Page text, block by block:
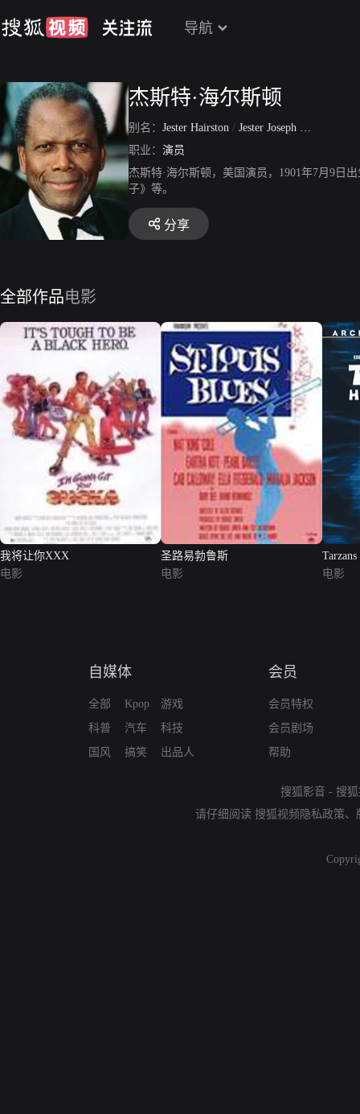
导航
杰斯特·海尔斯顿
别名： Jester Hairston / Jester Joseph Hairston
职业： 演员
杰斯特·海尔斯顿，美国演员，1901年7月9日
子》等。
分享
全部作品电影
我将让你XXX
电影
圣路易勃鲁斯
电影
电影
自媒体
全部
科普
国风
Kpop
汽车
搞笑
游戏
科技
出品人
会员
会员特权
会员剧场
帮助
搜狐影音 - 搜
请仔细阅读 搜狐视频隐私政策、